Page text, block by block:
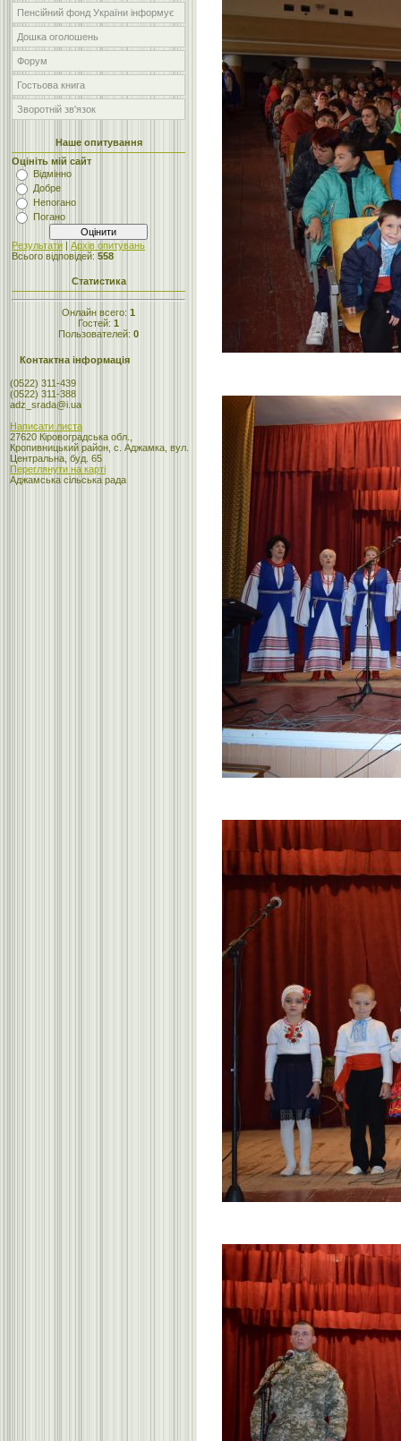
Пенсійний фонд України інформує
Дошка оголошень
Форум
Гостьова книга
Зворотній зв'язок
Наше опитування
Оцініть мій сайт
Відмінно
Добре
Непогано
Погано
Результати | Архів опитувань
Всього відповідей: 558
Статистика
Онлайн всего: 1
Гостей: 1
Пользователей: 0
Контактна інформація
(0522) 311-439
(0522) 311-388
adz_srada@i.ua
Написати листа
27620 Кіровоградська обл.,
Кропивницький район, с. Аджамка, вул.
Центральна, буд. 65
Переглянути на карті
Аджамська сільська рада